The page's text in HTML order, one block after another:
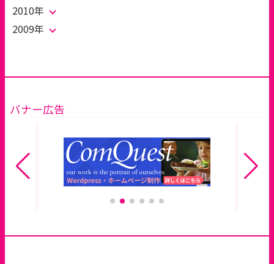
2010年
2009年
バナー広告